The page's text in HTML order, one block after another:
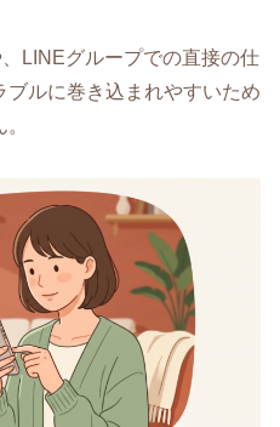
LINEグループでの直接の仕
ルに巻き込まれやすいため